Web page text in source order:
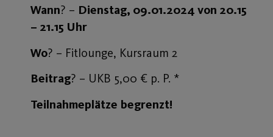
Wann? – Dienstag, 09.01.2024 von 20.15
– 21.15 Uhr
Wo? – Fitlounge, Kursraum 2
Beitrag? – UKB 5,00 € p. P. *
Teilnahmeplätze begrenzt!